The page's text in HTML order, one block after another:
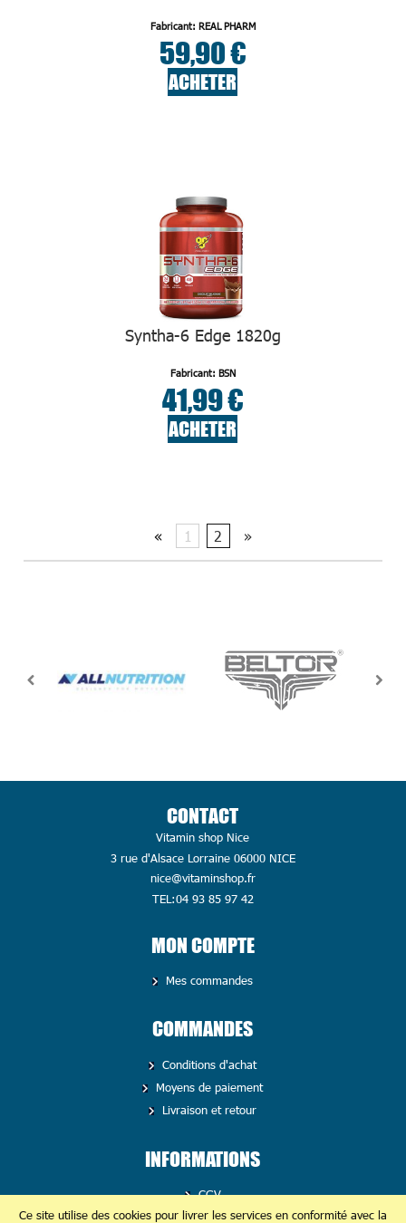
Ce site utilise des cookies pour livrer les services en conformité avec la
Fabricant: REAL PHARM
59,90 €
ACHETER
Syntha-6 Edge 1820g
Fabricant: BSN
41,99 €
ACHETER
« 1 2 »
CONTACT
Vitamin shop Nice
3 rue d'Alsace Lorraine 06000 NICE
nice@vitaminshop.fr
TEL:04 93 85 97 42
MON COMPTE
Mes commandes
COMMANDES
Conditions d'achat
Moyens de paiement
Livraison et retour
INFORMATIONS
CGV
Politique de confidentialité